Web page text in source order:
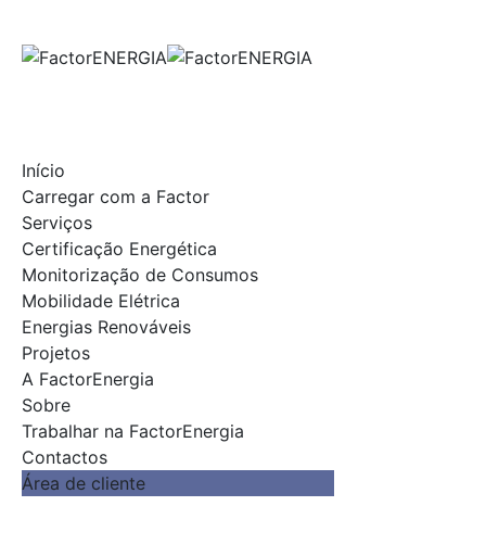
content
Início
Carregar com a Factor
Serviços
Certificação Energética
Monitorização de Consumos
Mobilidade Elétrica
Energias Renováveis
Projetos
A FactorEnergia
Sobre
Trabalhar na FactorEnergia
Contactos
Área de cliente